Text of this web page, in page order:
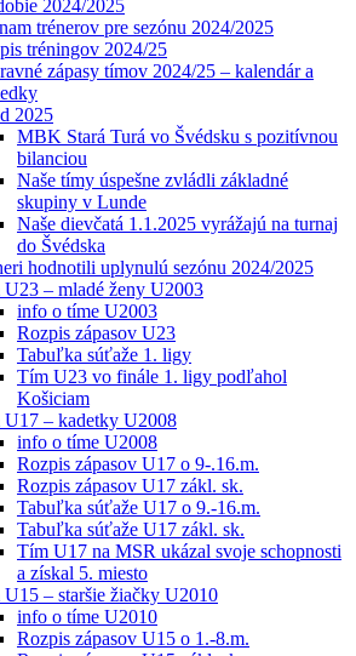
2024/2025
trénerov pre sezónu 2024/2025
tréningov 2024/25
zápasy tímov 2024/25 – kalendár a
2025
MBK Stará Turá vo Švédsku s pozitívnou
bilanciou
Naše tímy úspešne zvládli základné
skupiny v Lunde
Naše dievčatá 1.1.2025 vyrážajú na turnaj
do Švédska
hodnotili uplynulú sezónu 2024/2025
– mladé ženy U2003
info o tíme U2003
Rozpis zápasov U23
Tabuľka súťaže 1. ligy
Tím U23 vo finále 1. ligy podľahol
Košiciam
– kadetky U2008
info o tíme U2008
Rozpis zápasov U17 o 9-.16.m.
Rozpis zápasov U17 zákl. sk.
Tabuľka súťaže U17 o 9.-16.m.
Tabuľka súťaže U17 zákl. sk.
Tím U17 na MSR ukázal svoje schopnosti
a získal 5. miesto
– staršie žiačky U2010
info o tíme U2010
Rozpis zápasov U15 o 1.-8.m.